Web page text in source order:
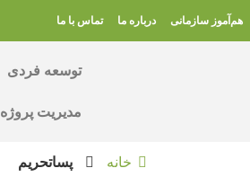
هم‌آموز سازمانی درباره ما تماس با ما
توسعه فردی
مدیریت پروژه
خانه پساتحریم